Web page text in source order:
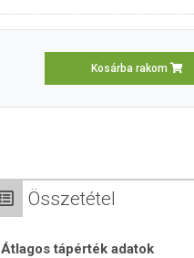
Kosárba rakom
Összetétel
Átlagos tápérték adatok